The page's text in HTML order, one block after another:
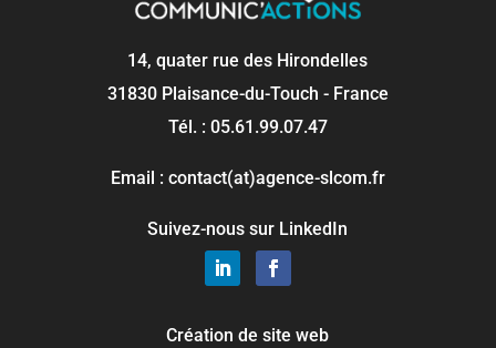
14, quater rue des Hirondelles
31830 Plaisance-du-Touch - France
Tél. : 05.61.99.07.47
Email : contact(at)agence-slcom.fr
Suivez-nous sur LinkedIn
Création de site web